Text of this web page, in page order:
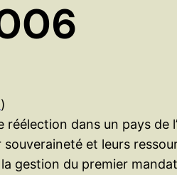
)
dans un pays
et leurs
gestion du premier